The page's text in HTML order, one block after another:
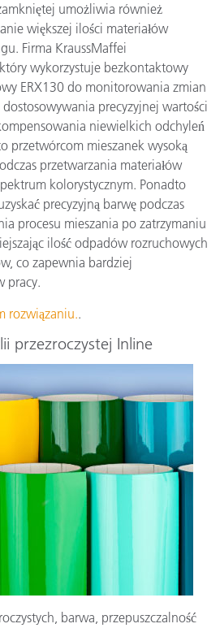
umożliwia również
większej ilości materiałów
Firma KraussMaffei
wykorzystuje bezkontaktowy
ERX130 do monitorowania zmian
precyzyjnej wartości
niewielkich odchyleń
przetwórcom mieszanek wysoką
przetwarzania materiałów
kolorystycznym. Ponadto
precyzyjną barwę podczas
procesu mieszania po zatrzymaniu
ilość odpadów rozruchowych
co zapewnia bardziej
pracy.
rozwiązaniu..
przezroczystej Inline
barwa, przepuszczalność